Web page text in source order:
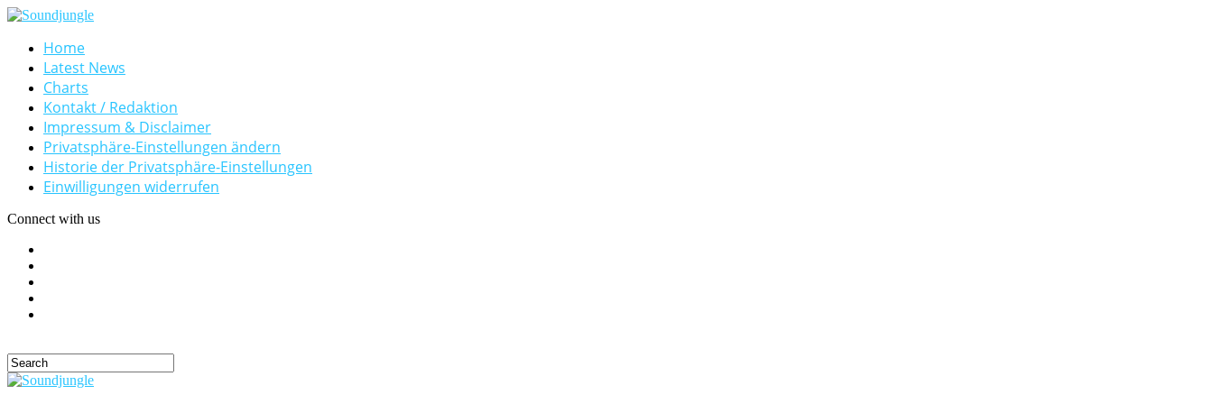
Home
Latest News
Charts
Kontakt / Redaktion
Impressum & Disclaimer
Privatsphäre-Einstellungen ändern
Historie der Privatsphäre-Einstellungen
Einwilligungen widerrufen
Connect with us